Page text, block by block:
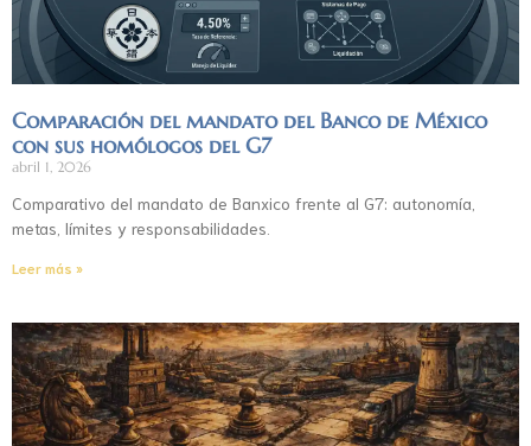
Comparación del mandato del Banco de México
con sus homólogos del G7
abril 1, 2026
Comparativo del mandato de Banxico frente al G7: autonomía,
metas, límites y responsabilidades.
Leer más »